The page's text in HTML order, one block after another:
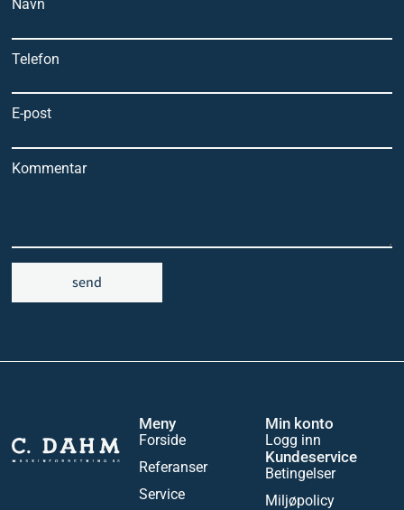
Navn
Telefon
E-post
Kommentar
send
Meny
Forside
Referanser
Service
Min konto
Logg inn
Kundeservice
Betingelser
Miljøpolicy